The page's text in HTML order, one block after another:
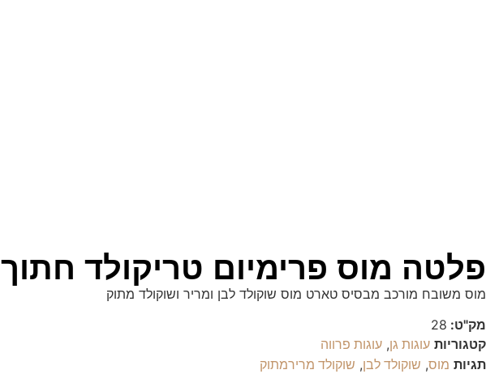
פלטה מוס פרימיום טריקולד חתוך 60
מוס משובח מורכב מבסיס טארט מוס שוקולד לבן ומריר ושוקולד מתוק
מק"ט: 28
קטגוריות עוגות גן, עוגות פרווה
תגיות מוס, שוקולד לבן, שוקולד מרירמתוק